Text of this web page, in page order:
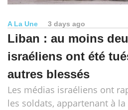
A La Une 3 days ago
Liban : au moins
israéliens ont été
autres blessés
Les médias israéliens ont
les soldats, appartenant à